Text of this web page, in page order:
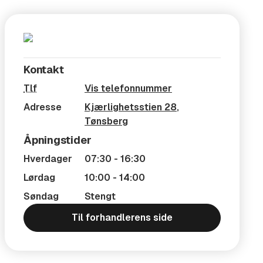
Kontakt
Tlf
Vis telefonnummer
Adresse
Kjærlighetsstien 28,
Tønsberg
Åpningstider
Hverdager
07:30 - 16:30
Lørdag
10:00 - 14:00
Søndag
Stengt
Til forhandlerens side